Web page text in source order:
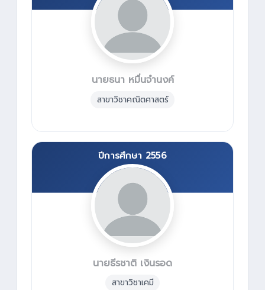
นายธนา หมื่นจำนงค์
สาขาวิชาคณิตศาสตร์
ปีการศึกษา 2556
นายธีรชาติ เงินรอด
สาขาวิชาเคมี